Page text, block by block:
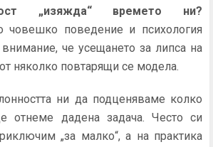
„изяжда“ времето ни?
човешко поведение и психология
че усещането за липса на
няколко повтарящи се модела.
ни да подценяваме колко
отнеме дадена задача. Често си
„за малко“, а на практика